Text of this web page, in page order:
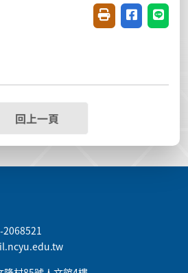
友善列印(開新視
分享至臉書
分享
回上一頁